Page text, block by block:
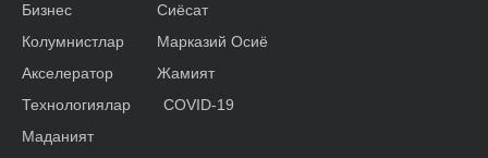
Бизнес
Колумнистлар
Акселератор
Сиёсат
Марказий Осиё
Жамият
Технологиялар
Маданият
COVID-19